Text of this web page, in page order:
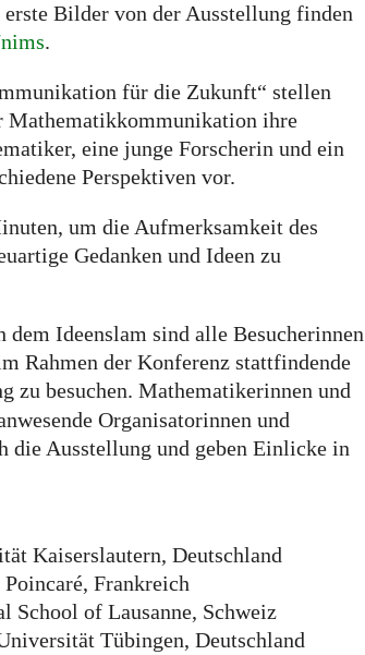
Bilder von der Ausstellung finden
.
für die Zukunft“ stellen
Mathematikkommunikation ihre
eine junge Forscherin und ein
Perspektiven vor.
um die Aufmerksamkeit des
Gedanken und Ideen zu
Ideenslam sind alle Besucherinnen
Rahmen der Konferenz stattfindende
zu besuchen. Mathematikerinnen und
Organisatorinnen und
die Ausstellung und geben Einlicke in
Kaiserslautern, Deutschland
Frankreich
School of Lausanne, Schweiz
Tübingen, Deutschland